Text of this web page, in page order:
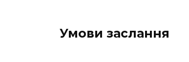
Умови заслання